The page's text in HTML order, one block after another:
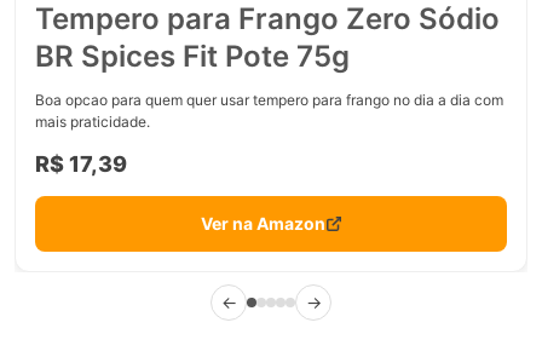
Tempero para Frango Zero Sódio
BR Spices Fit Pote 75g
Boa opcao para quem quer usar tempero para frango no dia a dia com
mais praticidade.
R$ 17,39
Ver na Amazon
← →